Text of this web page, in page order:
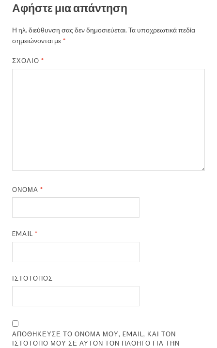
Αφήστε μια απάντηση
Η ηλ. διεύθυνση σας δεν δημοσιεύεται.Τα υποχρεωτικά πεδία
σημειώνονται με *
ΣΧΌΛΙΟ*
ΌΝΟΜΑ*
EMAIL*
ΙΣΤΌΤΟΠΟΣ
ΑΠΟΘΉΚΕΥΣΕ ΤΟ ΌΝΟΜΆ ΜΟΥ, EMAIL, ΚΑΙ ΤΟΝ
ΙΣΤΌΤΟΠΟ ΜΟΥ ΣΕ ΑΥΤΌΝ ΤΟΝ ΠΛΟΗΓΌ ΓΙΑ ΤΗΝ